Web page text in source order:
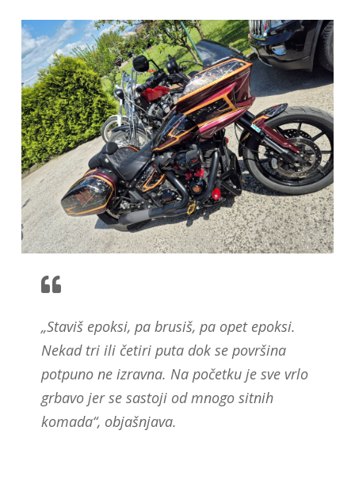
„Staviš epoksi, pa brusiš, pa opet epoksi.
Nekad tri ili četiri puta dok se površina
potpuno ne izravna. Na početku je sve vrlo
grbavo jer se sastoji od mnogo sitnih
komada“, objašnjava.